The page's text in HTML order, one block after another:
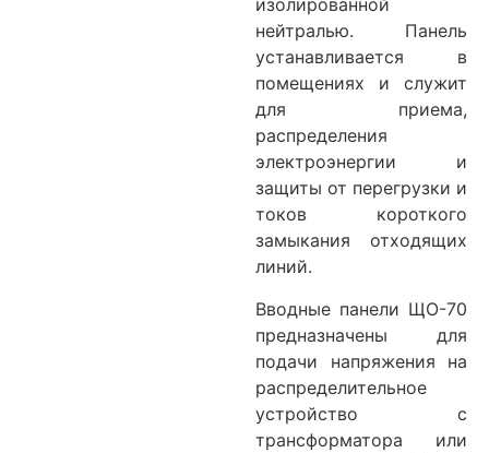
изолированной
нейтралью. Панель
устанавливается в
помещениях и служит
для приема,
распределения
электроэнергии и
защиты от перегрузки и
токов короткого
замыкания отходящих
линий.
Вводные панели ЩО-70
предназначены для
подачи напряжения на
распределительное
устройство с
трансформатора или